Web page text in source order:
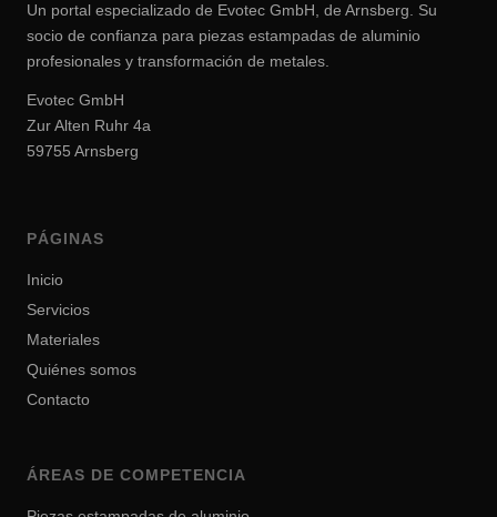
Un portal especializado de Evotec GmbH, de Arnsberg. Su
socio de confianza para piezas estampadas de aluminio
profesionales y transformación de metales.
Evotec GmbH
Zur Alten Ruhr 4a
59755 Arnsberg
PÁGINAS
Inicio
Servicios
Materiales
Quiénes somos
Contacto
ÁREAS DE COMPETENCIA